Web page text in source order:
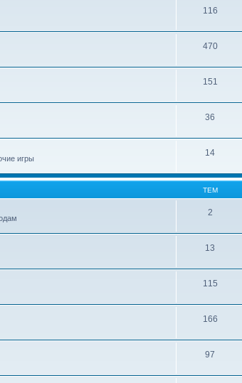
116
470
151
36
игры
14
ТЕМ
2
13
115
166
97